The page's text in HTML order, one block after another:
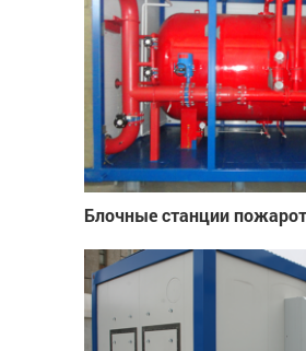
Блочные станции